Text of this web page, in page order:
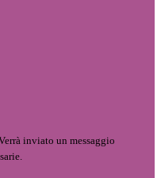
inviato un messaggio